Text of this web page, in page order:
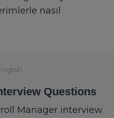
nasıl
Questions
Manager interview